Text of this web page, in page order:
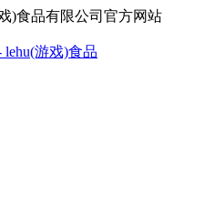
)食品有限公司官方网站